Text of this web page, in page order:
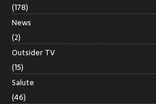
(178)
News
(2)
Outsider TV
(15)
Salute
(46)